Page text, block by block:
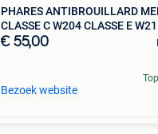
PHARES ANTIBROUILLARD
CLASSE C W204 CLASSE E
€ 55,00
Bezoek website